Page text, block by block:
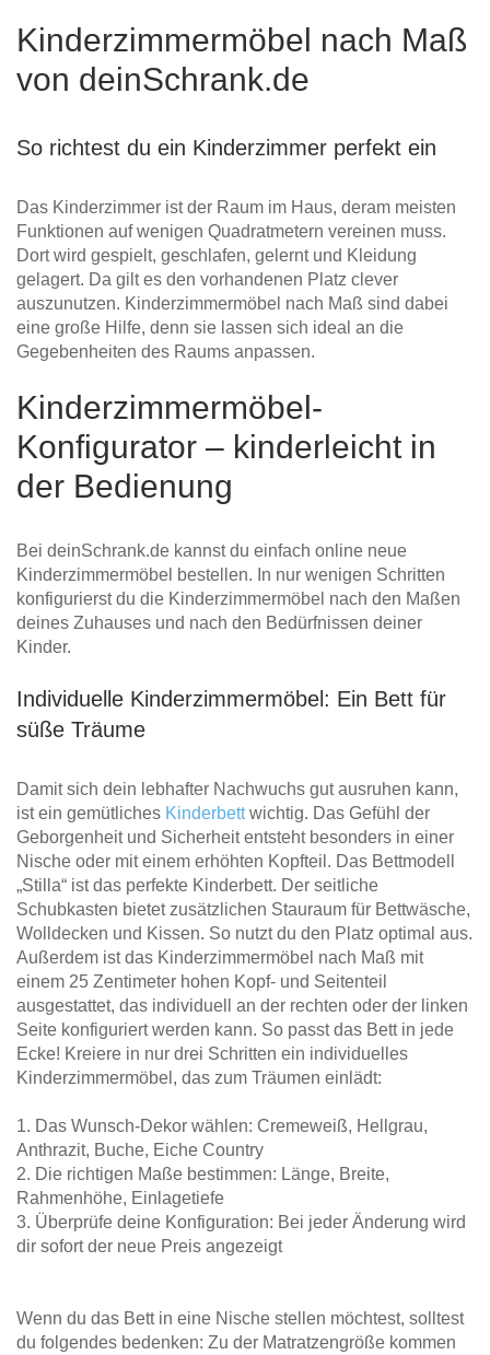
Kinderzimmermöbel nach Maß
von deinSchrank.de
So richtest du ein Kinderzimmer perfekt ein
Das Kinderzimmer ist der Raum im Haus, deram meisten
Funktionen auf wenigen Quadratmetern vereinen muss.
Dort wird gespielt, geschlafen, gelernt und Kleidung
gelagert. Da gilt es den vorhandenen Platz clever
auszunutzen. Kinderzimmermöbel nach Maß sind dabei
eine große Hilfe, denn sie lassen sich ideal an die
Gegebenheiten des Raums anpassen.
Kinderzimmermöbel-
Konfigurator – kinderleicht in
der Bedienung
Bei deinSchrank.de kannst du einfach online neue
Kinderzimmermöbel bestellen. In nur wenigen Schritten
konfigurierst du die Kinderzimmermöbel nach den Maßen
deines Zuhauses und nach den Bedürfnissen deiner
Kinder.
Individuelle Kinderzimmermöbel: Ein Bett für
süße Träume
Damit sich dein lebhafter Nachwuchs gut ausruhen kann,
ist ein gemütliches Kinderbettwichtig. Das Gefühl der
Geborgenheit und Sicherheit entsteht besonders in einer
Nische oder mit einem erhöhten Kopfteil. Das Bettmodell
„Stilla“ ist das perfekte Kinderbett. Der seitliche
Schubkasten bietet zusätzlichen Stauraum für Bettwäsche,
Wolldecken und Kissen. So nutzt du den Platz optimal aus.
Außerdem ist das Kinderzimmermöbel nach Maß mit
einem 25 Zentimeter hohen Kopf- und Seitenteil
ausgestattet, das individuell an der rechten oder der linken
Seite konfiguriert werden kann. So passt das Bett in jede
Ecke! Kreiere in nur drei Schritten ein individuelles
Kinderzimmermöbel, das zum Träumen einlädt:
1. Das Wunsch-Dekor wählen: Cremeweiß, Hellgrau,
Anthrazit, Buche, Eiche Country
2. Die richtigen Maße bestimmen: Länge, Breite,
Rahmenhöhe, Einlagetiefe
3. Überprüfe deine Konfiguration: Bei jeder Änderung wird
dir sofort der neue Preis angezeigt
Wenn du das Bett in eine Nische stellen möchtest, solltest
du folgendes bedenken: Zu der Matratzengröße kommen